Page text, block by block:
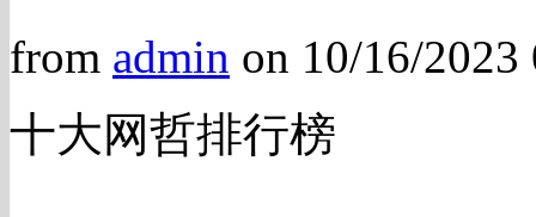
from admin on 10/16/
十大网哲排行榜